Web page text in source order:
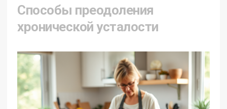
Способы преодоления
хронической усталости